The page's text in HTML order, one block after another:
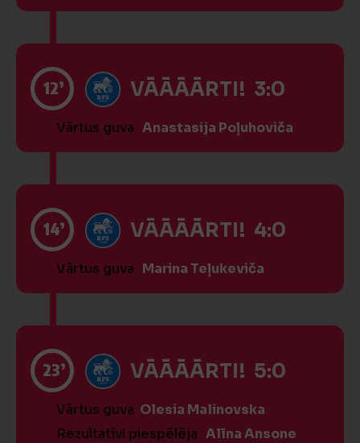
12’ VĀĀĀĀRTI! 3:0
Vārtus guva Anastasija Poļuhoviča
14’ VĀĀĀĀRTI! 4:0
Vārtus guva Marina Teļukeviča
23’ VĀĀĀĀRTI! 5:0
Vārtus guva Olesia Malinovska
Rezultatīvi piespēlēja Alīna Ansone